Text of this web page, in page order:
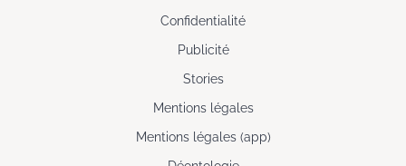
Confidentialité
Publicité
Stories
Mentions légales
Mentions légales (app)